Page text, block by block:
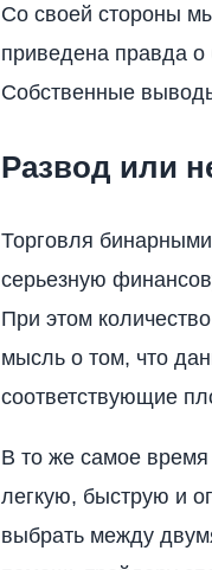
Со своей стороны
приведена правда
Собственные
Развод или
Торговля
серьезную
При этом
мысль о том, что
соответствующие
В то же самое
легкую, быструю и
выбрать между